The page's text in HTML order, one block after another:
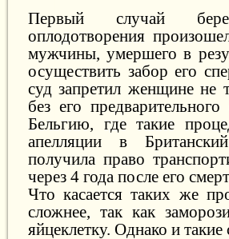
Первый случай
оплодотворения
мужчины, умершего в
осуществить забор его
суд запретил женщине не
без его
Бельгию, где такие
апелляции в
получила право
через 4 года после его
Что касается таких же
сложнее, так как
яйцеклетку. Однако и